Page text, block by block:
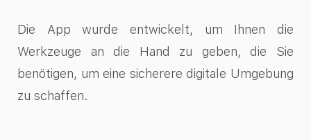
Die App wurde entwickelt, um Ihnen die
Werkzeuge an die Hand zu geben, die Sie
benötigen, um eine sicherere digitale Umgebung
zu schaffen.